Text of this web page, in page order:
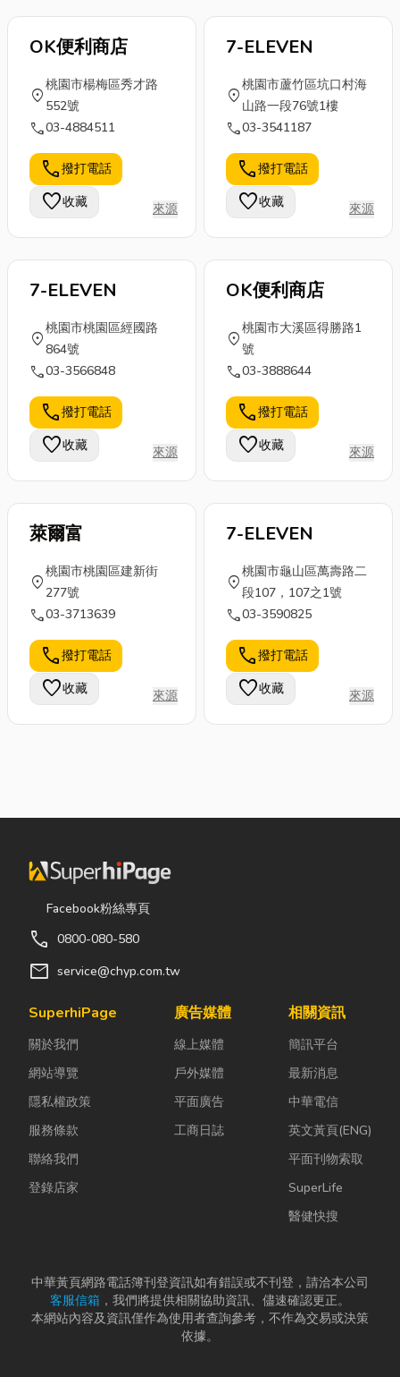
鏡框選擇之
下，你是否也
如何選擇？總
是試戴到眼花
撩亂，卻還是
不知道自己適
合哪一副？以
下小編將從專
業美學及配戴
眼鏡舒適度的
角...
門了，但我們
還是有一些鬼
不知道，以下
享10點鬼門關
禁忌、分享今
期，還有鬼門
關要拜拜嗎等
等避雷懶人包
整...
事」，真的超
累！別擔心，
小編來了！獻
上最實用的事
業廢棄物清運
攻略，從種
用，到挑選優
質清運公司，
一次報你知！
OK便利商店
location_on
桃園市楊梅區秀才路
552號
call03-4884511
call撥打電話
favorite收藏 來源
7-ELEVEN
location_on
桃園市蘆竹區坑口村海
山路一段76號1樓
call03-3541187
call撥打電話
favorite收藏 來源
7-ELEVEN
location_on
桃園市桃園區經國路
864號
call03-3566848
call撥打電話
favorite收藏 來源
OK便利商店
location_on
桃園市大溪區得勝路1
號
call03-3888644
call撥打電話
favorite收藏 來源
萊爾富
location_on
桃園市桃園區建新街
277號
call03-3713639
call撥打電話
favorite收藏 來源
7-ELEVEN
location_on
桃園市龜山區萬壽路二
段107，107之1號
call03-3590825
call撥打電話
favorite收藏 來源
Facebook粉絲專頁
call 0800-080-580
mail service@chyp.com.tw
SuperhiPage
關於我們
網站導覽
隱私權政策
服務條款
聯絡我們
登錄店家
廣告媒體
線上媒體
戶外媒體
平面廣告
工商日誌
相關資訊
簡訊平台
最新消息
中華電信
英文黃頁(ENG)
平面刊物索取
SuperLife
醫健快搜
中華黃頁網路電話簿刊登資訊如有錯誤或不刊登，請洽本公司
客服信箱 ，我們將提供相關協助資訊、儘速確認更正。
本網站內容及資訊僅作為使用者查詢參考，不作為交易或決策
依據。